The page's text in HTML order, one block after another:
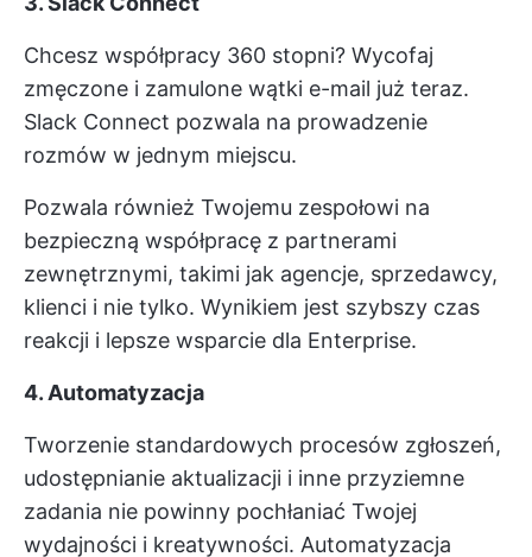
Chcesz współpracy 360 stopni? Wycofaj
zmęczone i zamulone wątki e-mail już teraz.
Slack Connect pozwala na prowadzenie
rozmów w jednym miejscu.
Pozwala również Twojemu zespołowi na
bezpieczną współpracę z partnerami
zewnętrznymi, takimi jak agencje, sprzedawcy,
klienci i nie tylko. Wynikiem jest szybszy czas
reakcji i lepsze wsparcie dla Enterprise.
4. Automatyzacja
Tworzenie standardowych procesów zgłoszeń,
udostępnianie aktualizacji i inne przyziemne
zadania nie powinny pochłaniać Twojej
wydajności i kreatywności. Automatyzacja